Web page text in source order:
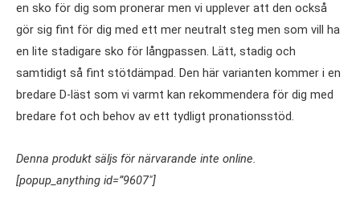
en sko för dig som pronerar men vi upplever att den också
gör sig fint för dig med ett mer neutralt steg men som vill ha
en lite stadigare sko för långpassen. Lätt, stadig och
samtidigt så fint stötdämpad. Den här varianten kommer i en
bredare D-läst som vi varmt kan rekommendera för dig med
bredare fot och behov av ett tydligt pronationsstöd.
Denna produkt säljs för närvarande inte online.
[popup_anything id=”9607″]